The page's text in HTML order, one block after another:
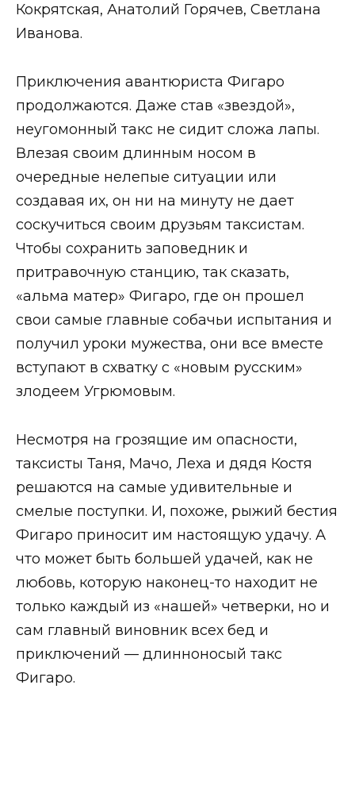
Кокрятская, Анатолий Горячев, Светлана
Иванова.
Приключения авантюриста Фигаро
продолжаются. Даже став «звездой»,
неугомонный такс не сидит сложа лапы.
Влезая своим длинным носом в
очередные нелепые ситуации или
создавая их, он ни на минуту не дает
соскучиться своим друзьям таксистам.
Чтобы сохранить заповедник и
притравочную станцию, так сказать,
«альма матер» Фигаро, где он прошел
свои самые главные собачьи испытания и
получил уроки мужества, они все вместе
вступают в схватку с «новым русским»
злодеем Угрюмовым.
Несмотря на грозящие им опасности,
таксисты Таня, Мачо, Леха и дядя Костя
решаются на самые удивительные и
смелые поступки. И, похоже, рыжий бестия
Фигаро приносит им настоящую удачу. А
что может быть большей удачей, как не
любовь, которую наконец-то находит не
только каждый из «нашей» четверки, но и
сам главный виновник всех бед и
приключений — длинноносый такс
Фигаро.